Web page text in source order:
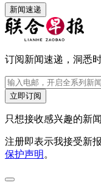
新闻速递
订阅新闻速递，洞悉时
立即订阅
只想接收感兴趣的新
注册即表示我接受新
保护声明。